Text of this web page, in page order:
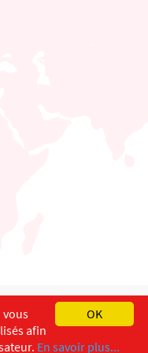
OK
vous
afin
En savoir plus...